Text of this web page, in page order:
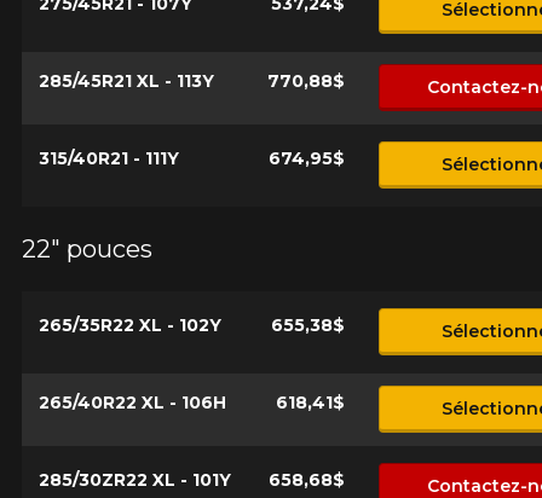
285/45R21 XL - 113Y 770,88$ Contactez-
315/40R21 - 111Y 674,95$
22" pouces
265/35R22 XL - 102Y 655,38$
265/40R22 XL - 106H 618,41$
285/30ZR22 XL - 101Y 658,68$ Contactez-